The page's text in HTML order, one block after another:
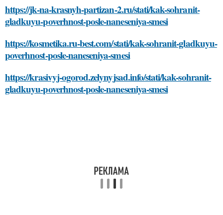
https://jk-na-krasnyh-partizan-2.ru/stati/kak-sohranit-
gladkuyu-poverhnost-posle-naneseniya-smesi
https://kosmetika.ru-best.com/stati/kak-sohranit-gladkuyu-
poverhnost-posle-naneseniya-smesi
https://krasivyj-ogorod.zelynyjsad.info/stati/kak-sohranit-
gladkuyu-poverhnost-posle-naneseniya-smesi